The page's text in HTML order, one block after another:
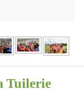
Tuilerie